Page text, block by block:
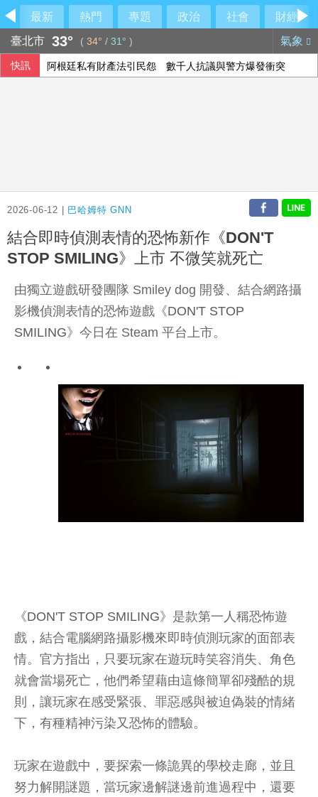
最新 熱門 專題 政治 社會
財經
臺北市 33° ( 34° / 31° ) 氣象
快訊 阿根廷私有財產法引民怨 數千人抗議與警方爆發衝突
2026-06-12 | 巴哈姆特 GNN
結合即時偵測表情的恐怖新作《DON'T
STOP SMILING》上市 不微笑就死亡
由獨立遊戲研發團隊 Smiley dog 開發、結合網路攝
影機偵測表情的恐怖遊戲《DON'T STOP
SMILING》今日在 Steam 平台上市。
《DON'T STOP SMILING》是款第一人稱恐怖遊
戲，結合電腦網路攝影機來即時偵測玩家的面部表
情。官方指出，只要玩家在遊玩時笑容消失、角色
就會當場死亡，他們希望藉由這條簡單卻殘酷的規
則，讓玩家在感受緊張、罪惡感與被迫偽裝的情緒
下，有種精神污染又恐怖的體驗。
玩家在遊戲中，要探索一條詭異的學校走廊，並且
努力解開謎題，當玩家邊解謎邊前進過程中，還要